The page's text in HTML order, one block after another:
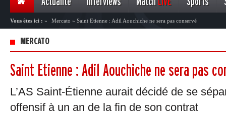
Vous êtes ici : » Mercato » Saint Etienne : Adil Aouchiche ne sera pas conservé
MERCATO
Saint Etienne : Adil Aouchiche ne sera pas
L’AS Saint-Étienne aurait décidé de se
offensif à un an de la fin de son contrat